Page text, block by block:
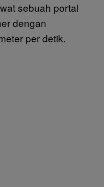
sebuah portal
dengan
per detik.